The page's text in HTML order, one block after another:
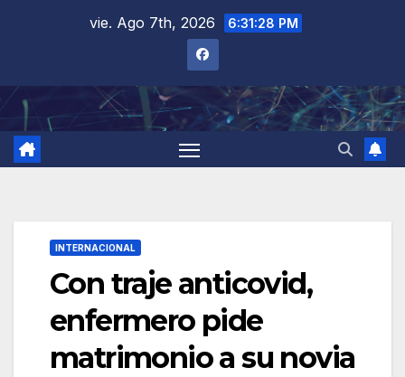
vie. Ago 7th, 2026 6:31:29 PM
INTERNACIONAL
Con traje anticovid,
enfermero pide
matrimonio a su novia